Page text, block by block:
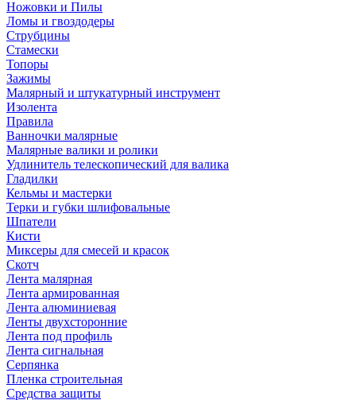
Ножовки и Пилы
Ломы и гвоздодеры
Струбцины
Стамески
Топоры
Зажимы
Малярный и штукатурный инструмент
Изолента
Правила
Ванночки малярные
Малярные валики и ролики
Удлинитель телескопический для валика
Гладилки
Кельмы и мастерки
Терки и губки шлифовальные
Шпатели
Кисти
Миксеры для смесей и красок
Скотч
Лента малярная
Лента армированная
Лента алюминиевая
Ленты двухсторонние
Лента под профиль
Лента сигнальная
Серпянка
Пленка строительная
Средства защиты